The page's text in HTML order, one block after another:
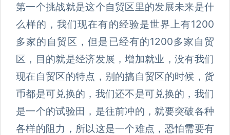
第一个挑战就是这个自贸区里的发展未来是什
么样的，我们现在有的经验是世界上有1200
多家的自贸区，但是已经有的1200多家自贸
区，目的就是经济发展，增加就业，没有我们
现在自贸区的特点，别的搞自贸区的时候，货
币都是可兑换的，我们还不是可兑换的，我们
是一个的试验田，是往前冲的，就要突破各种
各样的阻力，所以这是一个难点，恐怕需要有